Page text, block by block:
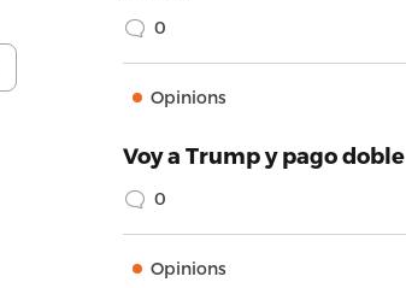
0
Opinions
Voy a Trump y pago doble
0
Opinions